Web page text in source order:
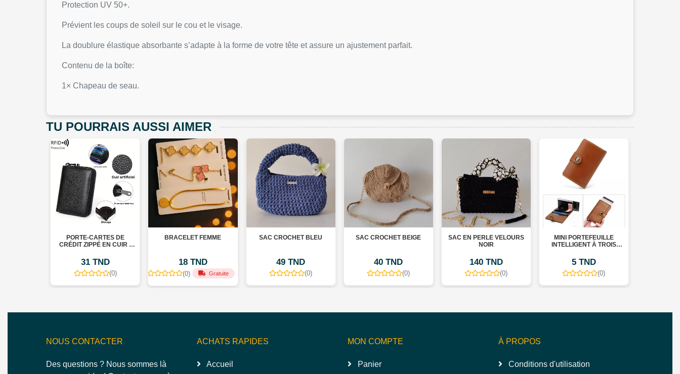
Protection UV 50+.
Prévient les coups de soleil sur le cou et le visage.
La doublure élastique absorbante s’adapte à la forme de votre tête et assure un ajustement parfait.
Contenu de la boîte:
1× Chapeau de seau.
TU POURRAIS AUSSI AIMER
PORTE-CARTES DE
CRÉDIT ZIPPÉ EN CUIR -
EMPLACEMENTS POUR
CARTES
31 TND
(0)
BRACELET FEMME
18 TND
(0) Gratuite
SAC CROCHET BLEU
49 TND
(0)
SAC CROCHET BEIGE
40 TND
(0)
SAC EN PERLE VELOURS
NOIR
140 TND
(0)
MINI PORTEFEUILLE
INTELLIGENT À TROIS
CARBONE ET CUIR – 5
CARTES BEIGE
5 TND
(0)
NOUS CONTACTER
Des questions ? Nous sommes là
ACHATS RAPIDES
Accueil
MON COMPTE
Panier
À PROPOS
Conditions d'utilisation